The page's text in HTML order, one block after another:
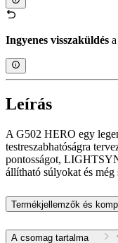
Ingyenes visszaküldés
Leírás
A G502 HERO egy
testreszabhatóságra
pontosságot,
állítható súlyokat és még
Termékjellemzők és
A csomag tartalma